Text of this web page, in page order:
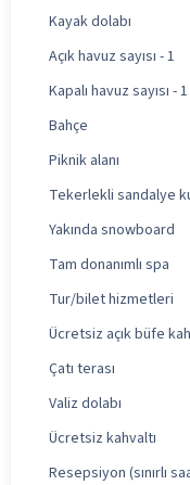
Kayak dolabı
Açık havuz sayısı - 1
Kapalı havuz sayısı - 1
Bahçe
Piknik alanı
Tekerlekli sandalye
Yakında snowboard
Tam donanımlı spa
Tur/bilet hizmetleri
Ücretsiz açık büfe
Çatı terası
Valiz dolabı
Ücretsiz kahvaltı
Resepsiyon (sınırlı